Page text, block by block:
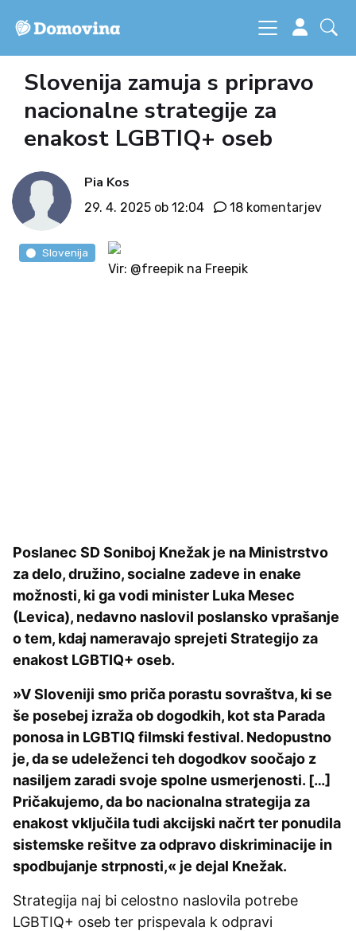
Slovenija zamuja s pripravo
nacionalne strategije za
enakost LGBTIQ+ oseb
Pia Kos
29. 4. 2025 ob 12:04 18 komentarjev
Vir: @freepik na Freepik
Slovenija
Poslanec SD Soniboj Knežak je na Ministrstvo
za delo, družino, socialne zadeve in enake
možnosti, ki ga vodi minister Luka Mesec
(Levica), nedavno naslovil poslansko vprašanje
o tem, kdaj nameravajo sprejeti Strategijo za
enakost LGBTIQ+ oseb.
»V Sloveniji smo priča porastu sovraštva, ki se
še posebej izraža ob dogodkih, kot sta Parada
ponosa in LGBTIQ filmski festival. Nedopustno
je, da se udeleženci teh dogodkov soočajo z
nasiljem zaradi svoje spolne usmerjenosti. […]
Pričakujemo, da bo nacionalna strategija za
enakost vključila tudi akcijski načrt ter ponudila
sistemske rešitve za odpravo diskriminacije in
spodbujanje strpnosti,« je dejal Knežak.
Strategija naj bi celostno naslovila potrebe
LGBTIQ+ oseb ter prispevala k odpravi